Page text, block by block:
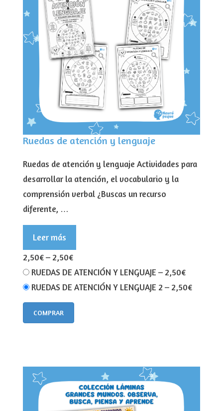
Ruedas de atención y lenguaje
Ruedas de atención y lenguaje Actividades para
desarrollar la atención, el vocabulario y la
comprensión verbal ¿Buscas un recurso
diferente, …
Leer más
2,50€– 2,50€
RUEDAS DE ATENCIÓN Y LENGUAJE – 2,50€
RUEDAS DE ATENCIÓN Y LENGUAJE 2 – 2,50€
COMPRAR